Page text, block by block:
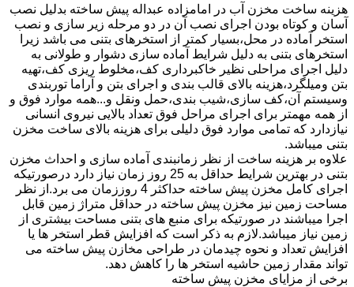
هزینه ساخت مخزن آب در امامزاده عبداله پیش ساخته بدلیل نصب
آسان و کوتاه بودن اجرای نصب آن در دو مرحله زیر سازی و نصب
استخر آماده در محل،بسیار کمتر از استخرهای بتنی می باشد زیرا
استخرهای بتنی به دلیل شرایط آماده سازی دشوار و طولانی به
دلیل اجرای مراحلی نظیر خاکبرداری کف،مخلوط ریزی کف،تهیه
بتن ومیلگرد،هزینه بالای قالب بندی و اجرای بتن و آراما توربندی
وسیستم آن،کف سازی،شیب بندی،حمل ونقل و...همه موارد فوق و
از همه مهمتر برای اجرای مراحل فوق تعداد بالایی نیروی انسانی
نیازدارد که تمامی موارد فوق دلیلی برای هزینه بالای ساخت مخزن
بتنی میباشد.
علاوه بر هزینه ساخت از نظر زمانبندی آماده سازی و احداث مخزن
بتنی در بهترین شرایط حداقل به 25 روز زمان نیاز دارد درصورتیکه
اجرای کامل مخزن پیش ساخته حداکثر 4 روززمان می برد.از نظر
مساحت زمین نیز مخزن پیش ساخته در حداقل متراژ زمین قابل
اجرا میباشند در صورتیکه برای منبع های بتنی مساحت بیشتری از
زمین نیاز میباشد.لازم به ذکر است که افزایش قطر استخر ها یا
افزایش تعداد و نحوه چیدمان در طراحی مخازن پیش ساخته می
تواند مقدار زمین حاشیه استخر ها را کاهش دهد.
برخی از مزایای مخزن پیش ساخته